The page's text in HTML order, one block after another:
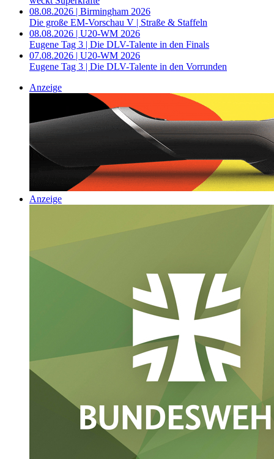
08.08.2026 | Birmingham 2026
Die große EM-Vorschau V | Straße & Staffeln
08.08.2026 | U20-WM 2026
Eugene Tag 3 | Die DLV-Talente in den Finals
07.08.2026 | U20-WM 2026
Eugene Tag 3 | Die DLV-Talente in den Vorrunden
Anzeige
Anzeige